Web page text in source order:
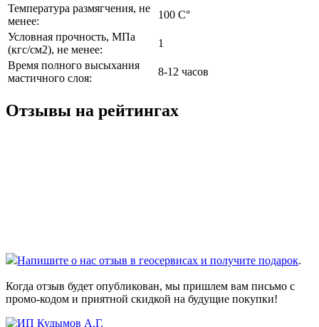
Температура размягчения, не
менее:
100 C°
Условная прочность, МПа
(кгс/см2), не менее:
1
Время полного высыхания
мастичного слоя:
8-12 часов
Отзывы на рейтингах
Напишите о нас отзыв в геосервисах и получите подарок.
Когда отзыв будет опубликован, мы пришлем вам письмо с
промо-кодом и приятной скидкой на будущие покупки!